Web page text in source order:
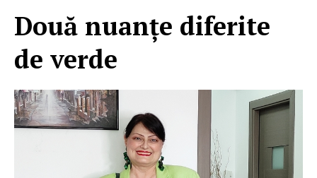
Două nuanţe diferite
de verde